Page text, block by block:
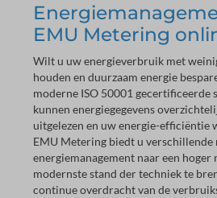
EMU Metering
Wilt u uw energieverbruik met
houden en duurzaam energie
moderne ISO 50001 gecertificeerde
kunnen energiegegevens
uitgelezen en uw energie-efficiëntie
EMU Metering biedt u
energiemanagement naar een hoger
modernste stand der techniek te
continue overdracht van de